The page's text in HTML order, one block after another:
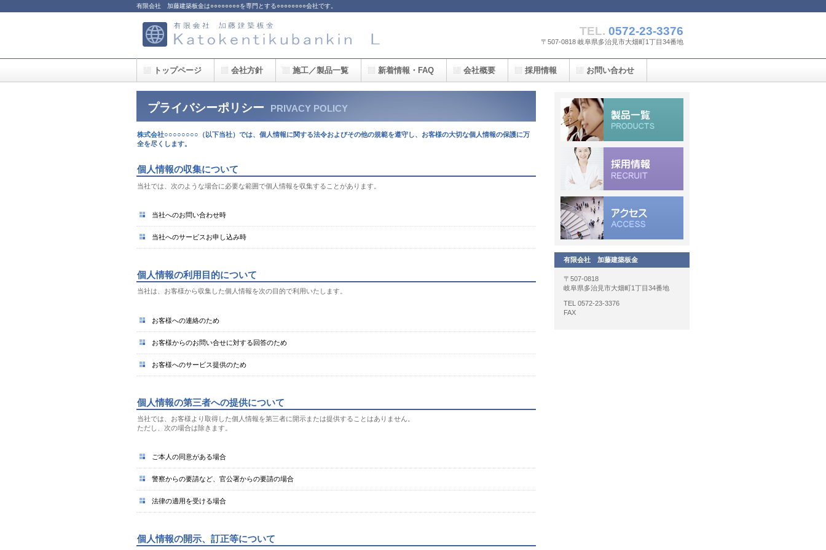
有限会社 加藤建築板金は○○○○○○○○を専門とする○○○○○○○○会社です。
TEL. 0572-23-3376
〒507-0818 岐阜県多治見市大畑町1丁目34番地
プライバシーポリシー PRIVACY POLICY
株式会社○○○○○○○○（以下当社）では、個人情報に関する法令およびその他の規範を遵守し、お客様の大切な個人情報の保護に万
全を尽くします。
個人情報の収集について
当社では、次のような場合に必要な範囲で個人情報を収集することがあります。
当社へのお問い合わせ時
当社へのサービスお申し込み時
個人情報の利用目的について
当社は、お客様から収集した個人情報を次の目的で利用いたします。
お客様への連絡のため
お客様からのお問い合せに対する回答のため
お客様へのサービス提供のため
個人情報の第三者への提供について
当社では、お客様より取得した個人情報を第三者に開示または提供することはありません。
ただし、次の場合は除きます。
ご本人の同意がある場合
警察からの要請など、官公署からの要請の場合
法律の適用を受ける場合
個人情報の開示、訂正等について
トップページ 会社方針 施工／製品一覧 新着情報・FAQ 会社概要 採用情報 お問い合わせ
有限会社 加藤建築板金
〒507-0818
岐阜県多治見市大畑町1丁目34番地
TEL 0572-23-3376
FAX